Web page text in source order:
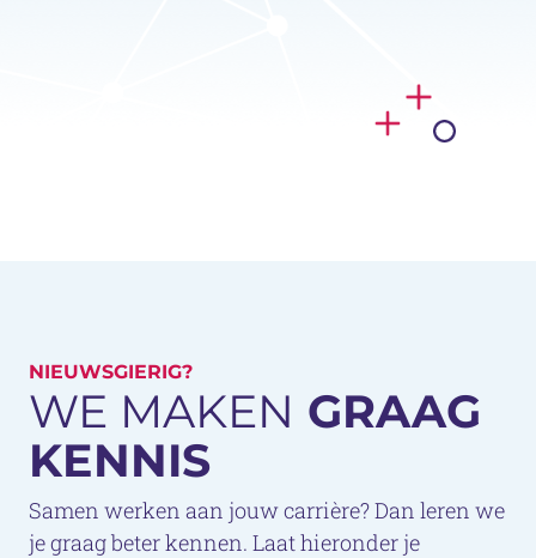
WE MAKEN GRAAG
KENNIS
NIEUWSGIERIG?
Samen werken aan jouw carrière? Dan leren we
je graag beter kennen. Laat hieronder je